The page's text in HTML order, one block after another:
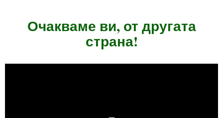
Очакваме ви, от другата
страна!